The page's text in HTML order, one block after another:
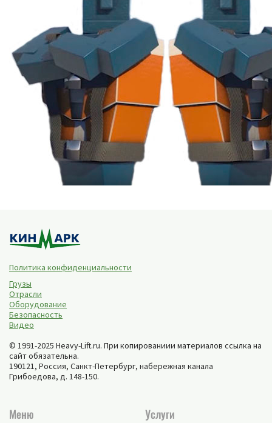
Политика конфиденциальности
Грузы
Отрасли
Оборудование
Безопасность
Видео
© 1991-2025 Heavy-Lift.ru. При копированиии материалов ссылка на
сайт обязательна.
190121, Россия, Санкт-Петербург, набережная канала
Грибоедова, д. 148-150.
Меню Услуги